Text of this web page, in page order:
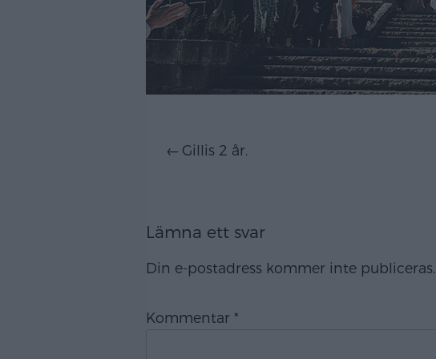
Inläggsnavigering
Gillis 2 år.
Lämna ett svar
Din e-postadress kommer inte publiceras.
Kommentar *